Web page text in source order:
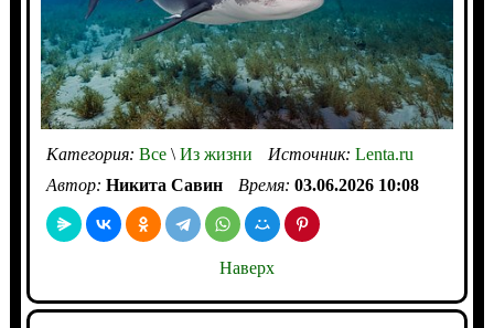
Категория: Все\Из жизни Источник: Lenta.ru
Автор: Никита Савин Время: 03.06.2026 10:08
Наверх